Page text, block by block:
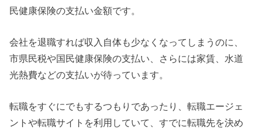
民健康保険の支払い金額です。
会社を退職すれば収入自体も少なくなってしまうのに、
市県民税や国民健康保険の支払い、さらには家賃、水道
光熱費などの支払いが待っています。
転職をすぐにでもするつもりであったり、転職エージェ
ントや転職サイトを利用していて、すでに転職先を決め